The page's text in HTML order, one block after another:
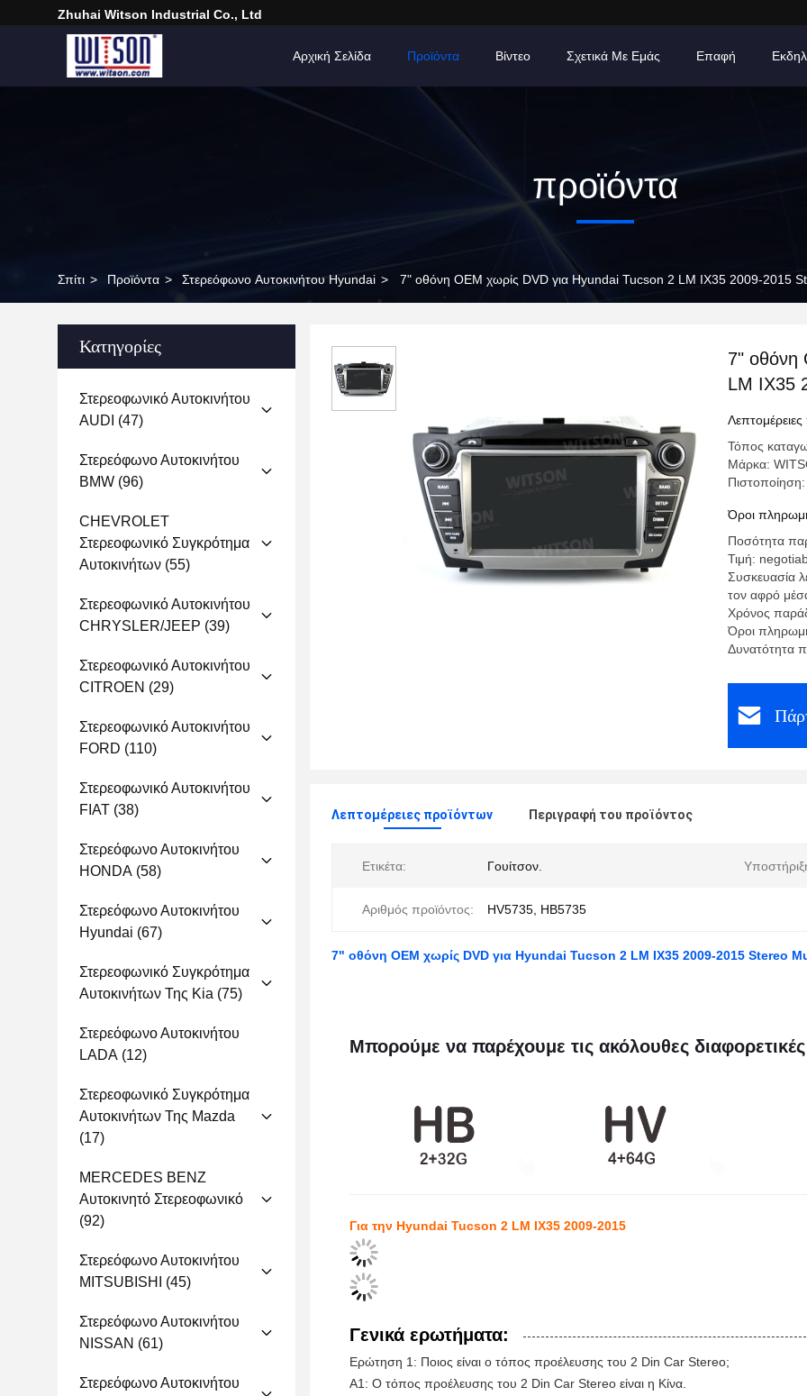
Zhuhai Witson Industrial Co., Ltd
Αρχική Σελίδα Προϊόντα Βίντεο Σχετικά Με Εμάς Επαφή
προϊόντα
Σπίτι > Προϊόντα > Στερεόφωνο Αυτοκινήτου Hyundai > 7" οθόνη OEM χωρίς DVD για Hyundai Tucson 2 LM IX35 2009-2015
Κατηγορίες
Στερεοφωνικό Αυτοκινήτου
AUDI (47)
Στερεόφωνο Αυτοκινήτου
BMW (96)
CHEVROLET
Στερεοφωνικό Συγκρότημα
Αυτοκινήτων (55)
Στερεοφωνικό Αυτοκινήτου
CHRYSLER/JEEP (39)
Στερεοφωνικό Αυτοκινήτου
CITROEN (29)
Στερεοφωνικό Αυτοκινήτου
FORD (110)
Στερεοφωνικό Αυτοκινήτου
FIAT (38)
Στερεόφωνο Αυτοκινήτου
HONDA (58)
Στερεόφωνο Αυτοκινήτου
Hyundai (67)
Στερεοφωνικό Συγκρότημα
Αυτοκινήτων Της Kia (75)
Στερεόφωνο Αυτοκινήτου
LADA (12)
Στερεοφωνικό Συγκρότημα
Αυτοκινήτων Της Mazda
(17)
MERCEDES BENZ
Αυτοκινητό Στερεοφωνικό
(92)
Στερεόφωνο Αυτοκινήτου
MITSUBISHI
(45)
Στερεόφωνο Αυτοκινήτου
NISSAN (61)
Στερεόφωνο Αυτοκινήτου
7" οθόνη
LM IX35
Τόπος
Μάρκα:
Όροι
Ποσότητα
Τιμή:
Συσκευασία
τον αφρό
Χρόνος
Όροι
Δυνατότητα
Λεπτομέρειες προϊόντων Περιγραφή του προϊόντος
Ετικέτα: Γουίτσον.
Αριθμός προϊόντος: HV5735, HB5735
7" οθόνη OEM χωρίς DVD για Hyundai Tucson 2 LM IX35 2009-2015 Stereo
Μπορούμε να παρέχουμε τις ακόλουθες
Για την Hyundai Tucson 2 LM IX35 2009-2015
Γενικά ερωτήματα:
Ερώτηση 1: Ποιος είναι ο τόπος προέλευσης του 2 Din Car Stereo;
Α1: Ο τόπος προέλευσης του 2 Din Car Stereo είναι η Κίνα.